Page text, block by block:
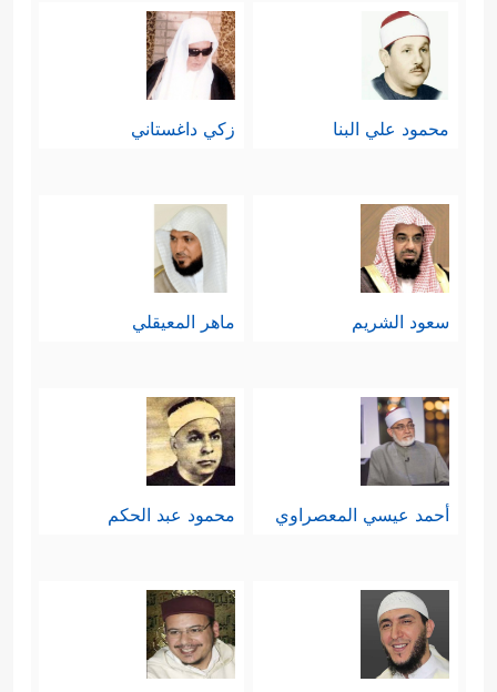
محمود علي البنا زكي داغستاني
سعود الشريم ماهر المعيقلي
أحمد عيسي المعصراوي محمود عبد الحكم